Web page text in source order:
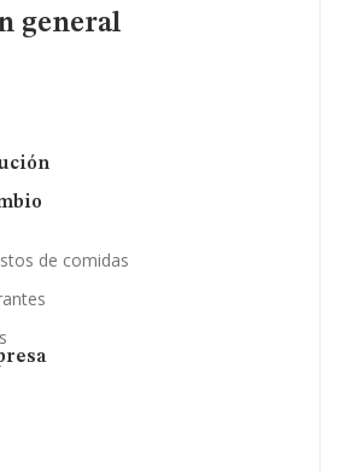
general
de comidas
y registral complementaria.